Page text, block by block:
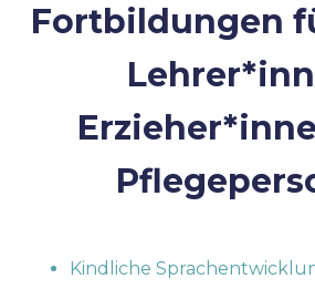
Fortbildungen
Kindliche